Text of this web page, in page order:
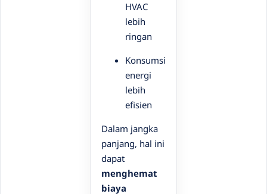
HVAC
lebih
ringan
Konsumsi
energi
lebih
efisien
Dalam jangka
panjang, hal ini
dapat
menghemat
biaya